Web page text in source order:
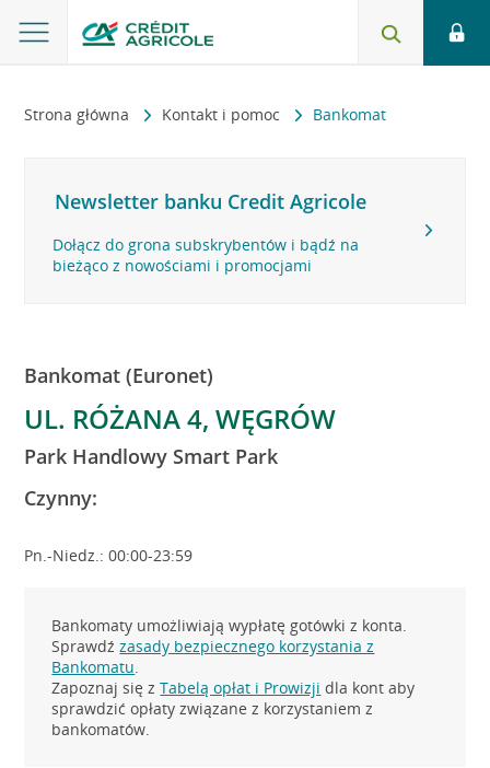
Strona główna Kontakt i pomoc Bankomat
Newsletter banku Credit Agricole
Dołącz do grona subskrybentów i bądź na
bieżąco z nowościami i promocjami
Bankomat (Euronet)
UL. RÓŻANA 4, WĘGRÓW
Park Handlowy Smart Park
Czynny:
Pn.-Niedz.: 00:00-23:59
Bankomaty umożliwiają wypłatę gotówki z konta.
Sprawdźzasady bezpiecznego korzystania z
Bankomatu.
Zapoznaj się zTabelą opłat i Prowizji dla kont aby
sprawdzić opłaty związane z korzystaniem z
bankomatów.